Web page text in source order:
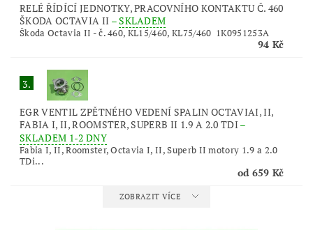
RELÉ ŘÍDÍCÍ JEDNOTKY, PRACOVNÍHO KONTAKTU Č. 460
ŠKODA OCTAVIA II –SKLADEM
Škoda Octavia II - č. 460, KL15/460, KL75/460 1K0951253A
94 Kč
3.
EGR VENTIL ZPĚTNÉHO VEDENÍ SPALIN OCTAVIAI, II,
FABIA I, II, ROOMSTER, SUPERB II 1.9 A 2.0 TDI –
SKLADEM 1-2 DNY
Fabia I, II, Roomster, Octavia I, II, Superb II motory 1.9 a 2.0
TDi...
od 659 Kč
ZOBRAZIT VÍCE